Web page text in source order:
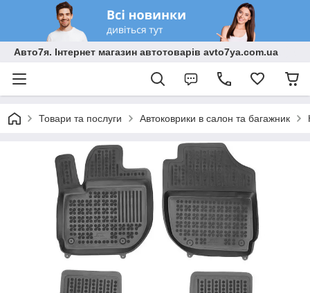
Авто7я. Інтернет магазин автотоварів avto7ya.com.ua
Товари та послуги Автоковрики в салон та багажник